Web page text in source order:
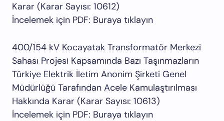
Karar (Karar Sayısı: 10612)
İncelemek için PDF: Buraya tıklayın
400/154 kV Kocayatak Transformatör Merkezi
Sahası Projesi Kapsamında Bazı Taşınmazların
Türkiye Elektrik İletim Anonim Şirketi Genel
Müdürlüğü Tarafından Acele Kamulaştırılması
Hakkında Karar (Karar Sayısı: 10613)
İncelemek için PDF: Buraya tıklayın